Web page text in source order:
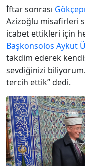
İftar sonrası
Azizoğlu misafirleri
icabet ettikleri için
Başkonsolos Aykut
takdim ederek
sevdiğinizi
tercih ettik” dedi.